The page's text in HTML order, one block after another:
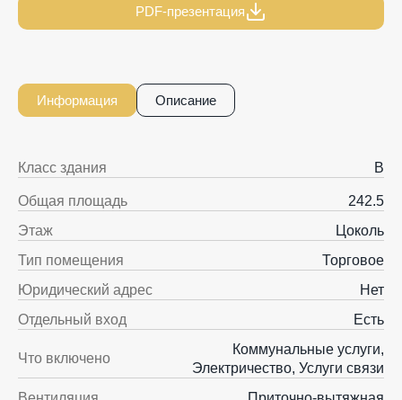
PDF-презентация
Информация Описание
Класс здания B
Общая площадь
242.5
Этаж
Цоколь
Тип помещения
Торговое
Юридический адрес
Нет
Отдельный вход
Есть
Что включено
Коммунальные услуги,
Электричество, Услуги связи